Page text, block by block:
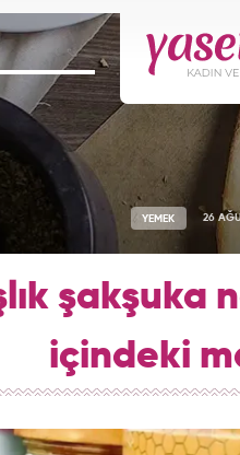
YEMEK 26
şakşuka
içindeki